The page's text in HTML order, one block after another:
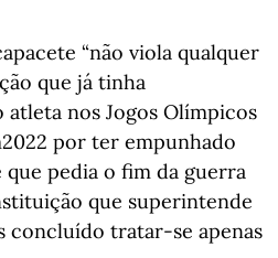
“não viola qualquer
que já tinha
nos Jogos Olímpicos
por ter empunhado
pedia o fim da guerra
que superintende
concluído tratar-se apenas